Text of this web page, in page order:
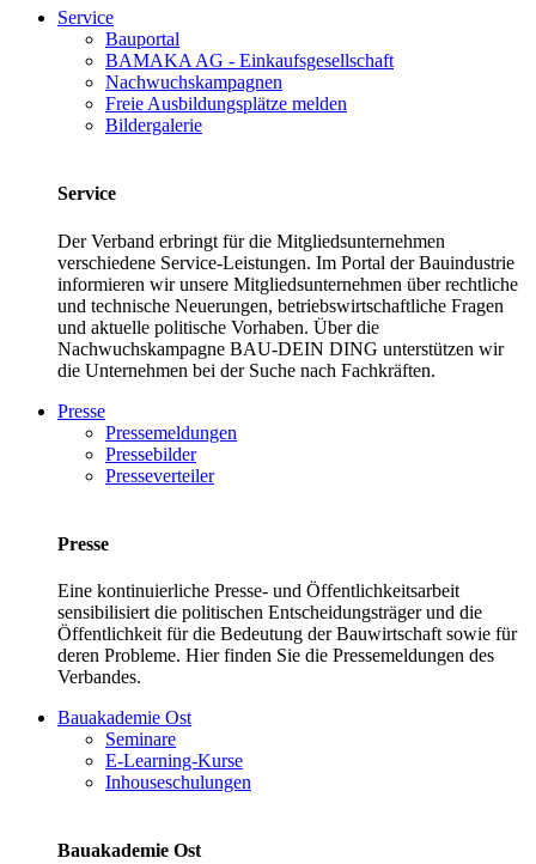
Service
Bauportal
BAMAKA AG - Einkaufsgesellschaft
Nachwuchskampagnen
Freie Ausbildungsplätze melden
Bildergalerie
Service
Der Verband erbringt für die Mitgliedsunternehmen
verschiedene Service-Leistungen. Im Portal der Bauindustrie
informieren wir unsere Mitgliedsunternehmen über rechtliche
und technische Neuerungen, betriebswirtschaftliche Fragen
und aktuelle politische Vorhaben. Über die
Nachwuchskampagne BAU-DEIN DING unterstützen wir
die Unternehmen bei der Suche nach Fachkräften.
Presse
Pressemeldungen
Pressebilder
Presseverteiler
Presse
Eine kontinuierliche Presse- und Öffentlichkeitsarbeit
sensibilisiert die politischen Entscheidungsträger und die
Öffentlichkeit für die Bedeutung der Bauwirtschaft sowie für
deren Probleme. Hier finden Sie die Pressemeldungen des
Verbandes.
Bauakademie Ost
Seminare
E-Learning-Kurse
Inhouseschulungen
Bauakademie Ost